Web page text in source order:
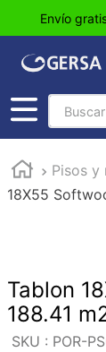
Envío
Buscar
Pisos y
18X55
Tablon
188.41
: POR-
1.
2 .
5